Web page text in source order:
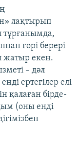
лақтырып
тұрғанымда,
гөрі берері
жатыр екен.
– дәл
ертегілер елі
қалаған бірде-
(оны енді